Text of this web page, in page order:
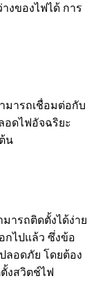
งของไฟได้ การ
มารถเชื่อมต่อกับ
อดไฟอัจฉริยะ
น
ารถติดตั้งได้ง่าย
กไปแล้ว ซึ่งข้อ
ลอดภัย โดยต้อง
งสวิตช์ไฟ